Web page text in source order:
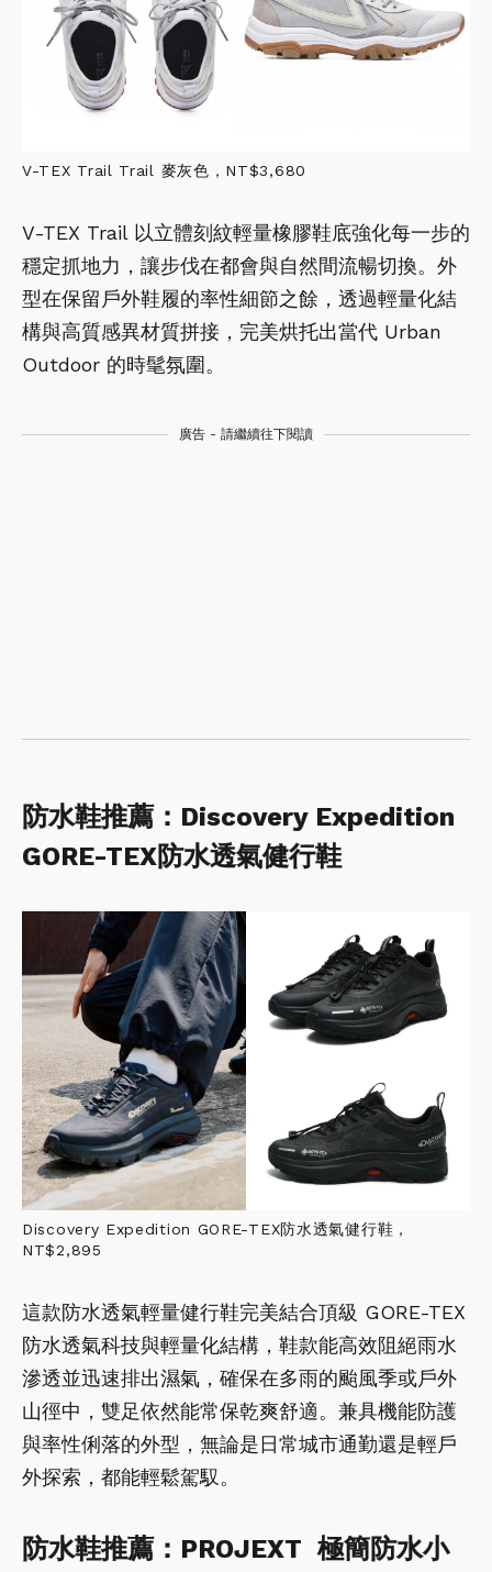
V-TEX Trail Trail 麥灰色，NT$3,680
V-TEX Trail 以立體刻紋輕量橡膠鞋底強化每一步的
穩定抓地力，讓步伐在都會與自然間流暢切換。外
型在保留戶外鞋履的率性細節之餘，透過輕量化結
構與高質感異材質拼接，完美烘托出當代 Urban
Outdoor 的時髦氛圍。
廣告 - 請繼續往下閱讀
防水鞋推薦：Discovery Expedition
GORE-TEX防水透氣健行鞋
Discovery Expedition GORE-TEX防水透氣健行鞋，
NT$2,895
這款防水透氣輕量健行鞋完美結合頂級 GORE-TEX
防水透氣科技與輕量化結構，鞋款能高效阻絕雨水
滲透並迅速排出濕氣，確保在多雨的颱風季或戶外
山徑中，雙足依然能常保乾爽舒適。兼具機能防護
與率性俐落的外型，無論是日常城市通勤還是輕戶
外探索，都能輕鬆駕馭。
防水鞋推薦：PROJEXT 極簡防水小